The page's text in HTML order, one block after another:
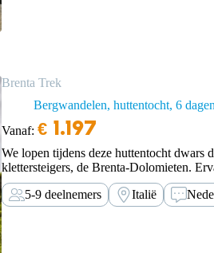
Brenta Trek
Bergwandelen, huttentocht 6 dagen
Vanaf: €1.197
We lopen tijdens deze huttentocht dwars
klettersteigers, de Brenta-Dolomieten.
zonder te klettersteigen.
5-9 deelnemers
Italië